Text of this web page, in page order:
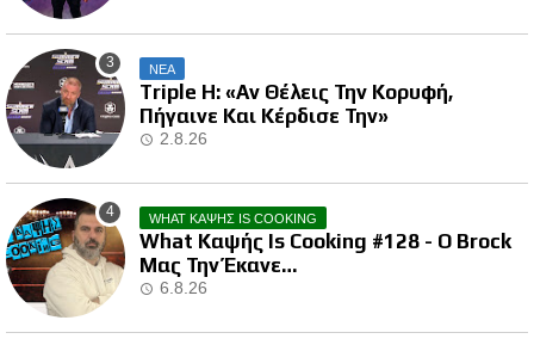
ΝΕΑ
Triple H: «Αν Θέλεις Την Κορυφή,
Πήγαινε Και Κέρδισε Την»
2.8.26
WHAT ΚΑΨΗΣ IS COOKING
What Καψής Is Cooking #128 - Ο Brock
Μας Την Έκανε…
6.8.26